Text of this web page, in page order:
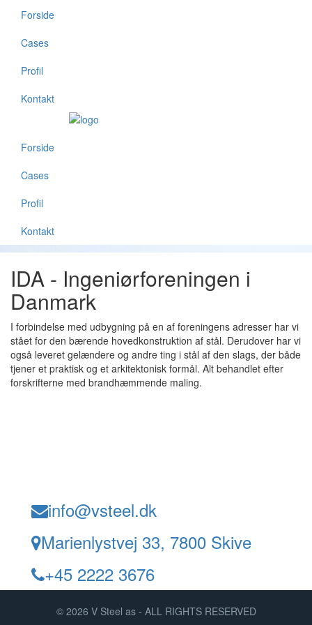
Forside
Cases
Profil
Kontakt
Forside
Cases
Profil
Kontakt
IDA - Ingeniørforeningen i
Danmark
I forbindelse med udbygning på en af foreningens adresser har vi
stået for den bærende hovedkonstruktion af stål. Derudover har vi
også leveret gelændere og andre ting i stål af den slags, der både
tjener et praktisk og et arkitektonisk formål. Alt behandlet efter
forskrifterne med brandhæmmende maling.
info@vsteel.dk
Marienlystvej 33, 7800 Skive
+45 2222 3676
© 2026 V Steel as - ALL RIGHTS RESERVED